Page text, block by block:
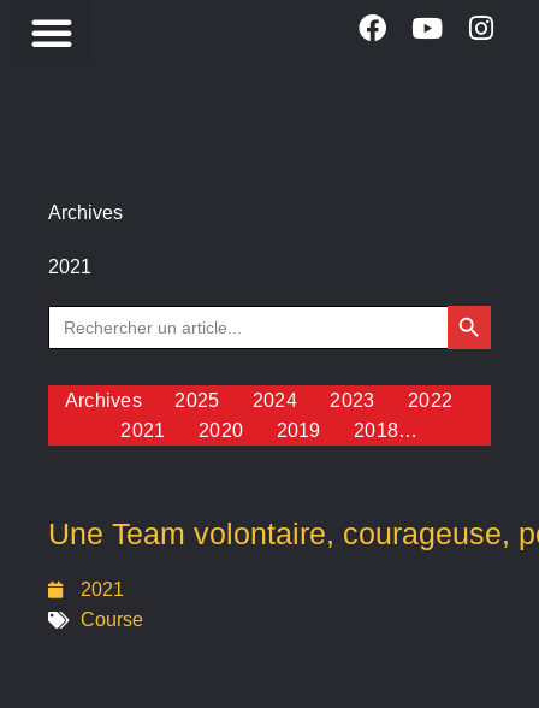
Archives
2021
Search
for:
Search Button
Archives 2025 2024 2023
2022
2021
2020 2019 2018…
Une Team volontaire, courageuse,
2021
Course